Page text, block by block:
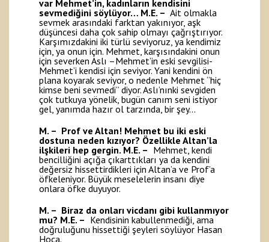
var Mehmet’in, kadınların kendisini
sevmediğini söylüyor… M.E. – Ait olmakla
sevmek arasındaki farktan yakınıyor, aşk
düşüncesi daha çok sahip olmayı çağrıştırıyor.
Karşımızdakini iki türlü seviyoruz, ya kendimiz
için, ya onun için. Mehmet, karşısındakini onun
için severken Aslı –Mehmet’in eski sevgilisi-
Mehmet’i kendisi için seviyor. Yani kendini ön
plana koyarak seviyor, o nedenle Mehmet “hiç
kimse beni sevmedi” diyor. Aslı’nınki sevgiden
çok tutkuya yönelik, bugün canım seni istiyor
gel, yanımda hazır ol tarzında, bir şey…
M. – Prof ve Altan! Mehmet bu iki eski
dostuna neden kızıyor? Özellikle Altan’la
ilşkileri hep gergin. M.E. – Mehmet, kendi
bencilliğini açığa çıkarttıkları ya da kendini
değersiz hissettirdikleri için Altan’a ve Prof’a
öfkeleniyor. Büyük meselelerin insanı diye
onlara öfke duyuyor.
M. – Biraz da onları vicdanı gibi kullanmıyor
mu? M.E. – Kendisinin kabullenmediği, ama
doğruluğunu hissettiği şeyleri söylüyor Hasan
Hoca.